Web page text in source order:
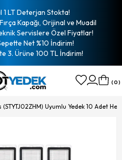
LT Deterjan Stokta!
Kapağı, Orijinal ve Muadil
Servislere Özel Fiyatlar!
Net %10 İndirim!
3. Ürüne 100 TL İndirim!
0